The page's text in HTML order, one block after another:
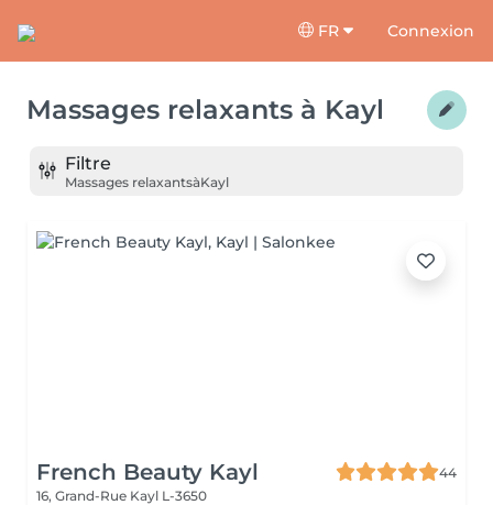
FR Connexion
Massages relaxants à Kayl
Filtre
Massages relaxantsàKayl
French Beauty Kayl
44
16, Grand-Rue Kayl L-3650